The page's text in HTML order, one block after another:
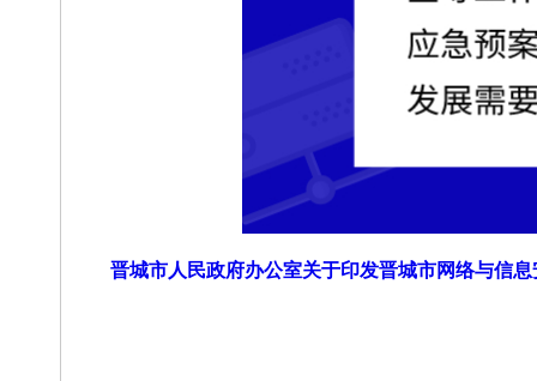
晋城市人民政府办公室关于印发晋城市网络与信